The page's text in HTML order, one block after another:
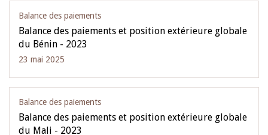
Balance des paiements
Balance des paiements et position extérieure globale
du Bénin - 2023
23 mai 2025
Balance des paiements
Balance des paiements et position extérieure globale
du Mali - 2023